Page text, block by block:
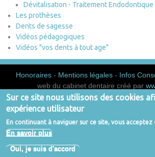
Dévitalisation - Traitement Endodontique
Les prothèses
Dents de sagesse
Vidéos pédagogiques
Vidéos "vos dents à tout age"
Honoraires- Mentions légales- Infos
web du cabinet dentaire créé par
Sur ce site nous utilisons des cookies
expérience utilisateur
En continuant à naviguer sur ce site, vous
En savoir plus
Oui, je suis d'accord